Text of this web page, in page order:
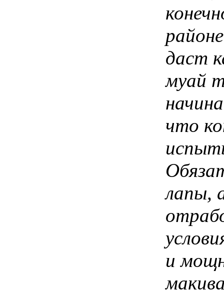
даст
муай
что
лапы,
и